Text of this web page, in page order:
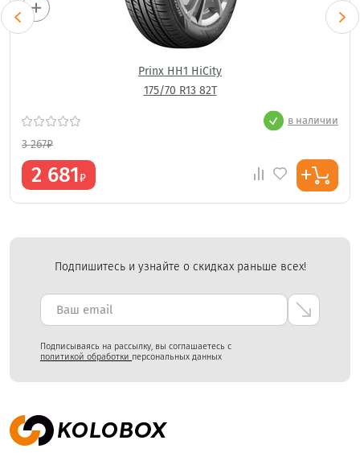
Prinx HH1 HiCity
175/70 R13 82T
в наличии
3 267₽
2 681₽
Подпишитесь и узнайте о скидках раньше всех!
Подписываясь на рассылку, вы соглашаетесь с
политикой обработки персональных данных